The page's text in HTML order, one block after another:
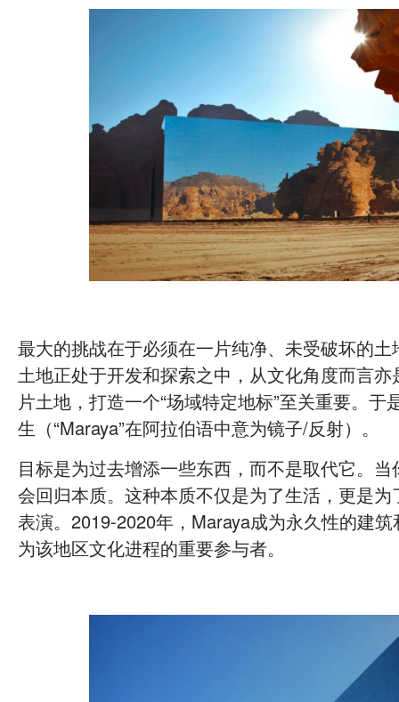
最大的挑战在于必须在一片纯净、未受破坏的
土地正处于开发和探索之中，从文化角度而言
片土地，打造一个“场域特定地标”至关重要。于
生（“Maraya”在阿拉伯语中意为镜子/反射）。
目标是为过去增添一些东西，而不是取代它。
会回归本质。这种本质不仅是为了生活，更是
表演。2019-2020年，Maraya成为永久性的建
为该地区文化进程的重要参与者。